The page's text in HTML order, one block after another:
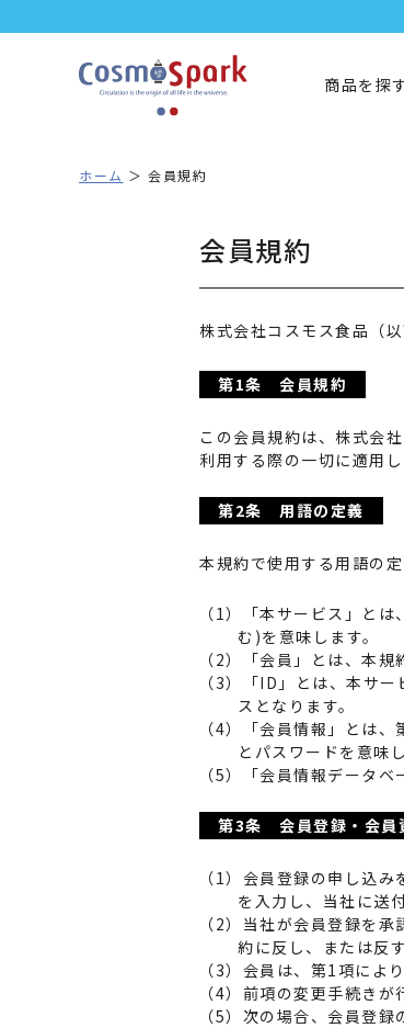
商品を探
ホーム 会員規約
会員規約
株式会社コスモス食品（
第1条 会員規約
この会員規約は、株式会
利用する際の一切に適用し
第2条 用語の定義
本規約で使用する用語の定
（1）「本サービス」と
む)を意味します。
（2）「会員」とは、本
（3）「ID」とは、本サ
スとなります。
（4）「会員情報」とは
とパスワードを意味し
（5）「会員情報データ
第3条 会員登録・会員
（1）会員登録の申し込
を入力し、当社に送
（2）当社が会員登録を
約に反し、または反
（3）会員は、第1項によ
（4）前項の変更手続き
（5）次の場合、会員登